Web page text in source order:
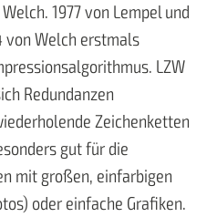
1977 von Lempel und
Welch erstmals
LZW
Redundanzen
Zeichenketten
gut für die
mit großen, einfarbigen
oder einfache Grafiken.